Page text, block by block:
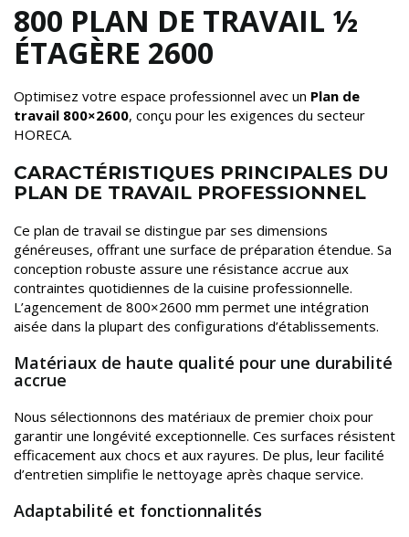
800 PLAN DE TRAVAIL ½
ÉTAGÈRE 2600
Optimisez votre espace professionnel avec un Plan de
travail 800×2600, conçu pour les exigences du secteur
HORECA.
CARACTÉRISTIQUES PRINCIPALES DU
PLAN DE TRAVAIL PROFESSIONNEL
Ce plan de travail se distingue par ses dimensions
généreuses, offrant une surface de préparation étendue. Sa
conception robuste assure une résistance accrue aux
contraintes quotidiennes de la cuisine professionnelle.
L’agencement de 800×2600 mm permet une intégration
aisée dans la plupart des configurations d’établissements.
Matériaux de haute qualité pour une durabilité
accrue
Nous sélectionnons des matériaux de premier choix pour
garantir une longévité exceptionnelle. Ces surfaces résistent
efficacement aux chocs et aux rayures. De plus, leur facilité
d’entretien simplifie le nettoyage après chaque service.
Adaptabilité et fonctionnalités